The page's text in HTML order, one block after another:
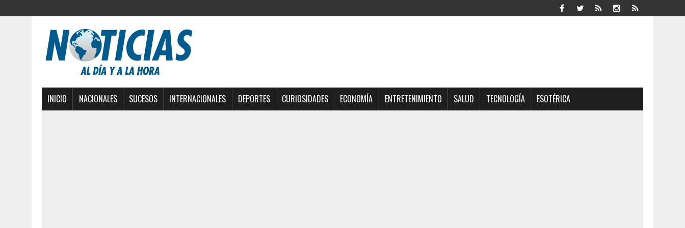
INICIO NACIONALES SUCESOS INTERNACIONALES DEPORTES CURIOSIDADES ECONOMÍA ENTRETENIMIENTO SALUD TECNOLOGÍA ESOTÉRICA